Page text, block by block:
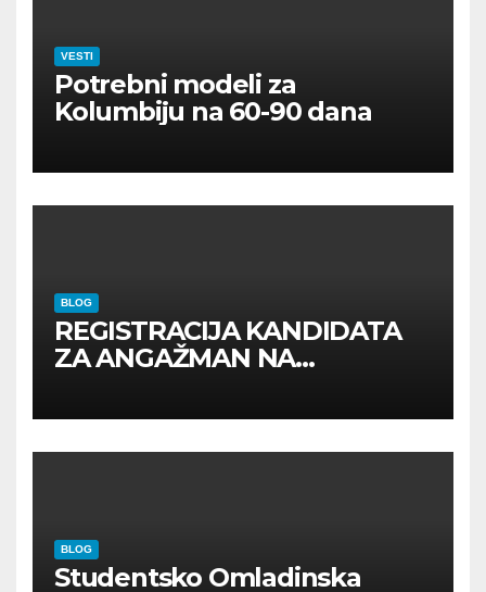
VESTI
Potrebni modeli za
Kolumbiju na 60-90 dana
BLOG
REGISTRACIJA KANDIDATA
ZA ANGAŽMAN NA
BLOG
Studentsko Omladinska